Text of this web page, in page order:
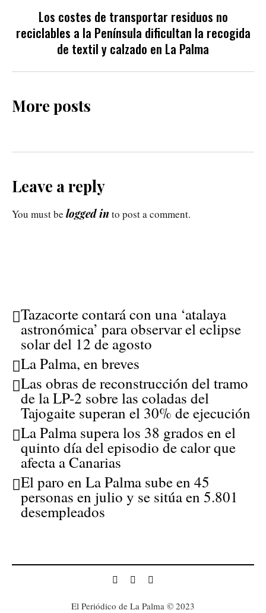
Los costes de transportar residuos no
reciclables a la Península dificultan la recogida
de textil y calzado en La Palma
More posts
Leave a reply
You must be logged in to post a comment.
Tazacorte contará con una ‘atalaya
astronómica’ para observar el eclipse
solar del 12 de agosto
La Palma, en breves
Las obras de reconstrucción del tramo
de la LP-2 sobre las coladas del
Tajogaite superan el 30% de ejecución
La Palma supera los 38 grados en el
quinto día del episodio de calor que
afecta a Canarias
El paro en La Palma sube en 45
personas en julio y se sitúa en 5.801
desempleados
El Periódico de La Palma © 2023